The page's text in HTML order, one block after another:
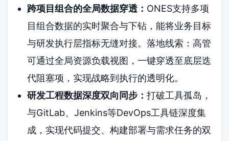
跨项目组合的全局数据穿透： ONES支持多项
目组合数据的实时聚合与下钻，能将业务目标
与研发执行层指标无缝对接。落地线索：高管
可通过全局资源负载视图，一键穿透至底层迭
代阻塞项，实现战略到执行的透明化。
研发工程数据深度双向同步： 打破工具孤岛，
与GitLab、Jenkins等DevOps工具链深度集
成，实现代码提交、构建部署与需求任务的双